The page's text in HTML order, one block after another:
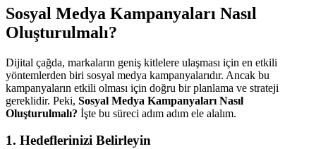
Sosyal Medya Kampanyaları Nasıl
Oluşturulmalı?
Dijital çağda, markaların geniş kitlelere ulaşması için en etkili
yöntemlerden biri sosyal medya kampanyalarıdır. Ancak bu
kampanyaların etkili olması için doğru bir planlama ve strateji
gereklidir. Peki, Sosyal Medya Kampanyaları Nasıl
Oluşturulmalı? İşte bu süreci adım adım ele alalım.
1. Hedeflerinizi Belirleyin